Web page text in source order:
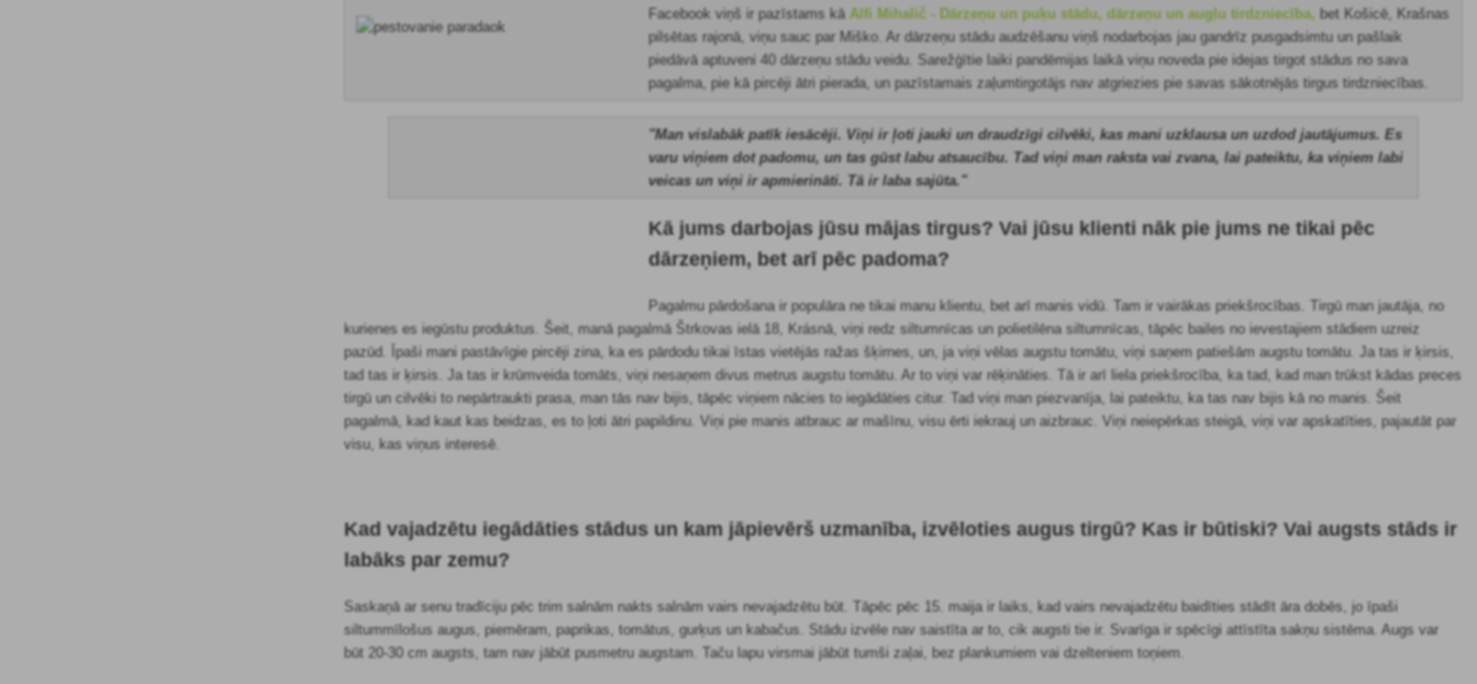
Facebook viņš ir pazīstams kāAlfi Mihalič - Dārzeņu un puķu stādu, dārzeņu un augļu tirdzniecība, bet Košicē, Krašnas
pilsētas rajonā, viņu sauc par Miško. Ar dārzeņu stādu audzēšanu viņš nodarbojas jau gandrīz pusgadsimtu un pašlaik
piedāvā aptuveni 40 dārzeņu stādu veidu. Sarežģītie laiki pandēmijas laikā viņu noveda pie idejas tirgot stādus no sava
pagalma, pie kā pircēji ātri pierada, un pazīstamais zaļumtirgotājs nav atgriezies pie savas sākotnējās tirgus tirdzniecības.
"Man vislabāk patīk iesācēji. Viņi ir ļoti jauki un draudzīgi cilvēki, kas mani uzklausa un uzdod jautājumus. Es
varu viņiem dot padomu, un tas gūst labu atsaucību. Tad viņi man raksta vai zvana, lai pateiktu, ka viņiem labi
veicas un viņi ir apmierināti. Tā ir laba sajūta."
Kā jums darbojas jūsu mājas tirgus? Vai jūsu klienti nāk pie jums ne tikai pēc
dārzeņiem, bet arī pēc padoma?
Pagalmu pārdošana ir populāra ne tikai manu klientu, bet arī manis vidū. Tam ir vairākas priekšrocības. Tirgū man jautāja, no
kurienes es iegūstu produktus. Šeit, manā pagalmā Štrkovas ielā 18, Krásnā, viņi redz siltumnīcas un polietilēna siltumnīcas, tāpēc bailes no ievestajiem stādiem uzreiz
pazūd. Īpaši mani pastāvīgie pircēji zina, ka es pārdodu tikai īstas vietējās ražas šķirnes, un, ja viņi vēlas augstu tomātu, viņi saņem patiešām augstu tomātu. Ja tas ir ķirsis,
tad tas ir ķirsis. Ja tas ir krūmveida tomāts, viņi nesaņem divus metrus augstu tomātu. Ar to viņi var rēķināties. Tā ir arī liela priekšrocība, ka tad, kad man trūkst kādas preces
tirgū un cilvēki to nepārtraukti prasa, man tās nav bijis, tāpēc viņiem nācies to iegādāties citur. Tad viņi man piezvanīja, lai pateiktu, ka tas nav bijis kā no manis. Šeit
pagalmā, kad kaut kas beidzas, es to ļoti ātri papildinu. Viņi pie manis atbrauc ar mašīnu, visu ērti iekrauj un aizbrauc. Viņi neiepērkas steigā, viņi var apskatīties, pajautāt par
visu, kas viņus interesē.
Kad vajadzētu iegādāties stādus un kam jāpievērš uzmanība, izvēloties augus tirgū? Kas ir būtiski? Vai augsts stāds ir
labāks par zemu?
Saskaņā ar senu tradīciju pēc trim salnām nakts salnām vairs nevajadzētu būt. Tāpēc pēc 15. maija ir laiks, kad vairs nevajadzētu baidīties stādīt āra dobēs, jo īpaši
siltummīlošus augus, piemēram, paprikas, tomātus, gurķus un kabačus. Stādu izvēle nav saistīta ar to, cik augsti tie ir. Svarīga ir spēcīgi attīstīta sakņu sistēma. Augs var
būt 20-30 cm augsts, tam nav jābūt pusmetru augstam. Taču lapu virsmai jābūt tumši zaļai, bez plankumiem vai dzelteniem toņiem.